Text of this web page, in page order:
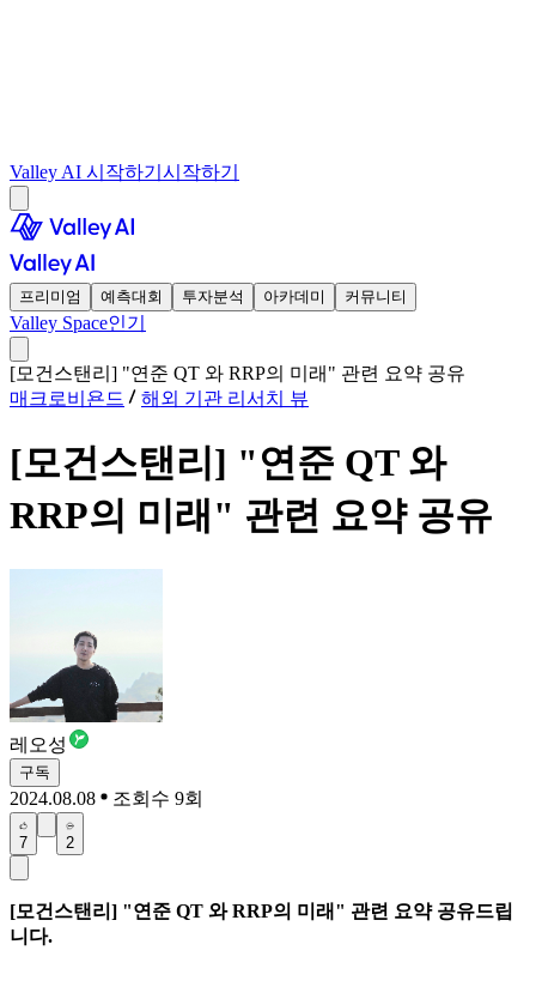
Valley AI 시작하기 시작하기
프리미엄 예측대회 투자분석 아카데미 커뮤니티
Valley Space인기
[모건스탠리] "연준 QT 와 RRP의 미래" 관련 요약 공유
매크로비욘드
해외 기관 리서치 뷰
[모건스탠리] "연준 QT 와
RRP의 미래" 관련 요약 공유
레오성
구독
2024.08.08 조회수 9회
7 2
[모건스탠리] "연준 QT 와 RRP의 미래" 관련 요약 공유드립
니다.